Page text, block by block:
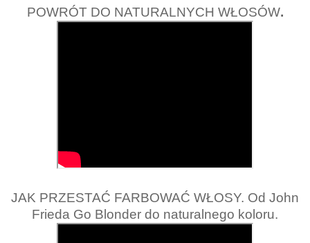
POWRÓT DO NATURALNYCH WŁOSÓW.
JAK PRZESTAĆ FARBOWAĆ WŁOSY. Od John
Frieda Go Blonder do naturalnego koloru.